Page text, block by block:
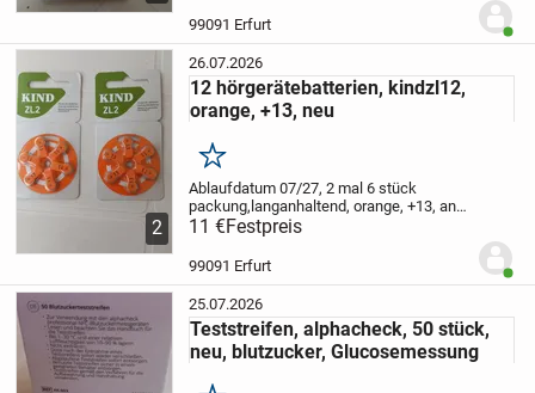
99091 Erfurt
2
26.07.2026
12 hörgerätebatterien, kindzl12,
orange, +13, neu
Merken
Ablaufdatum 07/27, 2 mal 6 stück
packung,langanhaltend, orange, +13, an
selbstabholer oder 1,90 Versand zzgl
11 €Festpreis
99091 Erfurt
25.07.2026
Teststreifen, alphacheck, 50 stück,
neu, blutzucker, Glucosemessung